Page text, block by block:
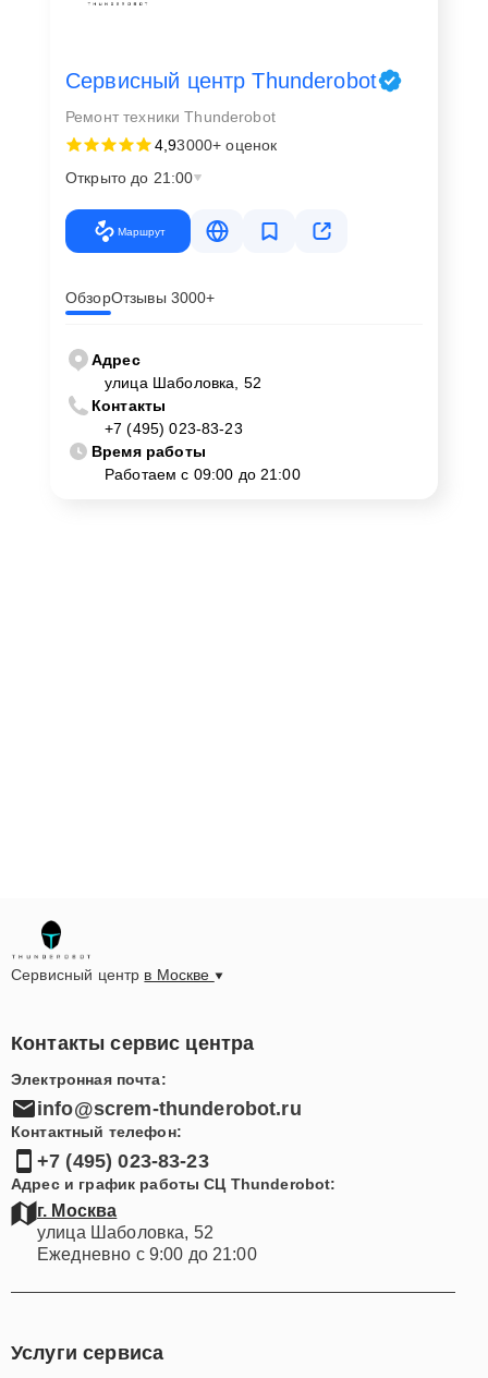
Сервисный центр Thunderobot
Ремонт техники Thunderobot
4,93000+ оценок
Открыто до 21:00
Маршрут
ОбзорОтзывы 3000+
Адрес
улица Шаболовка, 52
Контакты
+7 (495) 023-83-23
Время работы
Работаем с 09:00 до 21:00
Сервисный центр в Москве
Контакты сервис центра
Электронная почта:
info@screm-thunderobot.ru
Контактный телефон:
+7 (495) 023-83-23
Адрес и график работы СЦ Thunderobot:
г. Москва
улица Шаболовка, 52
Ежедневно с 9:00 до 21:00
Услуги сервиса